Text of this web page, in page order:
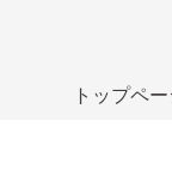
トップペー